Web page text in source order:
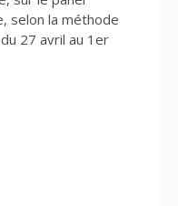
selon la méthode
27 avril au 1er